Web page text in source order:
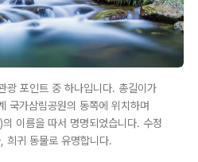
광 포인트 중 하나입니다. 총길이가
가삼림공원의 동쪽에 위치하며
이름을 따서 명명되었습니다. 수정
희귀 동물로 유명합니다.